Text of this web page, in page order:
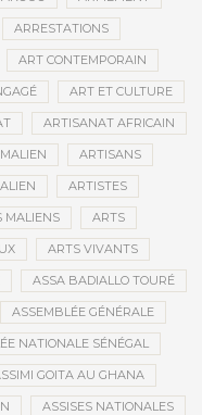
ARRESTATIONS
ART CONTEMPORAIN
ART ET CULTURE
ARTISANAT AFRICAIN
ARTISANS
ARTISTES
MALIENS ARTS
ARTS VIVANTS
ASSA BADIALLO TOURÉ
ASSEMBLÉE GÉNÉRALE
NATIONALE SÉNÉGAL
GOITA AU GHANA
ASSISES NATIONALES